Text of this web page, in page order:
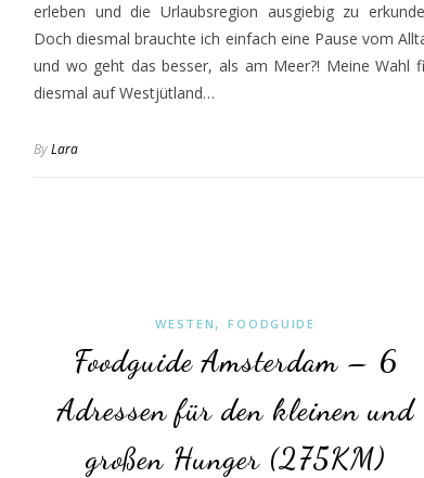
erleben und die Urlaubsregion ausgiebig zu
Doch diesmal brauchte ich einfach eine Pause vom
und wo geht das besser, als am Meer?! Meine Wahl
diesmal auf Westjütland…
ByLara
WESTEN ,FOODGUIDE
Foodguide Amsterdam – 6
Adressen für den kleinen und
großen Hunger (275KM)